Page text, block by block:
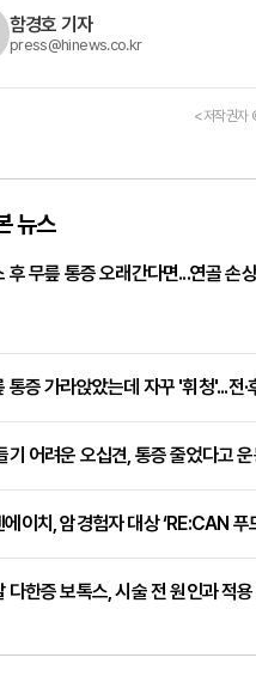
함경호 기자
press@hinews.co.kr
<저작권자
뉴스
후 무릎 통증 오래간다면...연골 손
통증 가라앉았는데 자꾸 '휘청'...전
기 어려운 오십견, 통증 줄었다고
에이치, 암경험자 대상 ‘RE:CAN 푸
다한증 보톡스, 시술 전 원인과 적